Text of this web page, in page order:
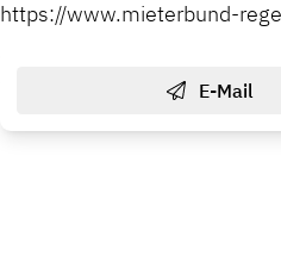
https://www.mieterbund-
E-Mail